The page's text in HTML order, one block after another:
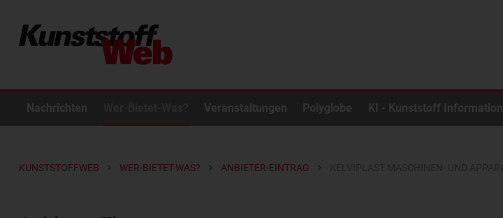
Nachrichten Veranstaltungen Polyglobe KI - Kunststoff Information
KUNSTSTOFFWEB WER-BIETET-WAS? ANBIETER-EINTRAG